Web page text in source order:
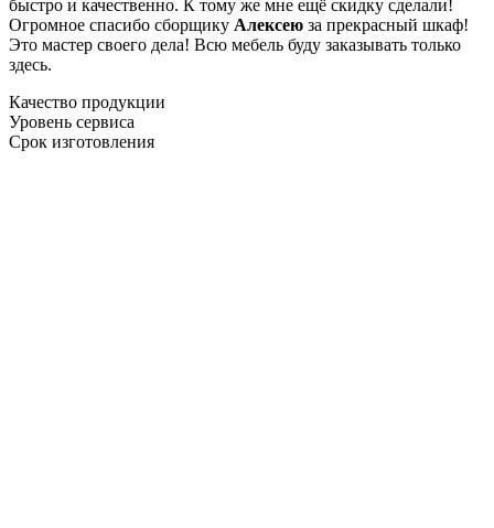
быстро и качественно. К тому же мне ещё скидку сделали!
Огромное спасибо сборщику Алексею за прекрасный шкаф!
Это мастер своего дела! Всю мебель буду заказывать только
здесь.
Качество продукции
Уровень сервиса
Срок изготовления